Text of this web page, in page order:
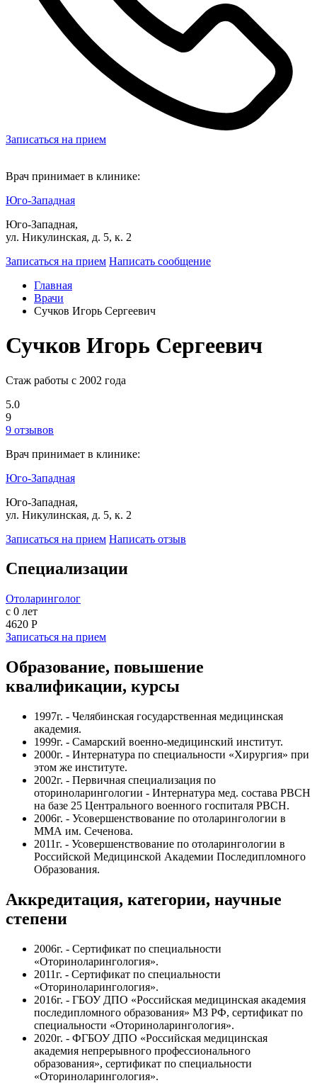
Записаться на прием
Врач принимает в клинике:
Юго-Западная
Юго-Западная,
ул. Никулинская, д. 5, к. 2
Записаться на прием Написать сообщение
Главная
Врачи
Сучков Игорь Сергеевич
Сучков Игорь Сергеевич
Стаж работы с 2002 года
5.0
9
9 отзывов
Врач принимает в клинике:
Юго-Западная
Юго-Западная,
ул. Никулинская, д. 5, к. 2
Записаться на прием Написать отзыв
Специализации
Отоларинголог
с 0 лет
4620 Р
Записаться на прием
Образование, повышение
квалификации, курсы
1997г. - Челябинская государственная медицинская
академия.
1999г. - Самарский военно-медицинский институт.
2000г. - Интернатура по специальности «Хирургия» при
этом же институте.
2002г. - Первичная специализация по
оториноларингологии - Интернатура мед. состава РВСН
на базе 25 Центрального военного госпиталя РВСН.
2006г. - Усовершенствование по отоларингологии в
ММА им. Сеченова.
2011г. - Усовершенствование по отоларингологии в
Российской Медицинской Академии Последипломного
Образования.
Аккредитация, категории, научные
степени
2006г. - Сертификат по специальности
«Оториноларингология».
2011г. - Сертификат по специальности
«Оториноларингология».
2016г. - ГБОУ ДПО «Российская медицинская академия
последипломного образования» МЗ РФ, сертификат по
специальности «Оториноларингология».
2020г. - ФГБОУ ДПО «Российская медицинская
академия непрерывного профессионального
образования», сертификат по специальности
«Оториноларингология».